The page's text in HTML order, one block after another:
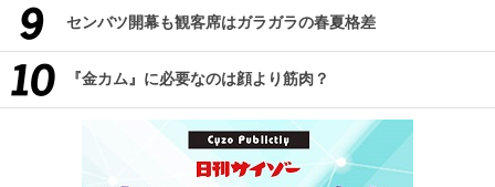
センバツ開幕も観客席はガラガラの春夏格差
『金カム』に必要なのは顔より筋肉？